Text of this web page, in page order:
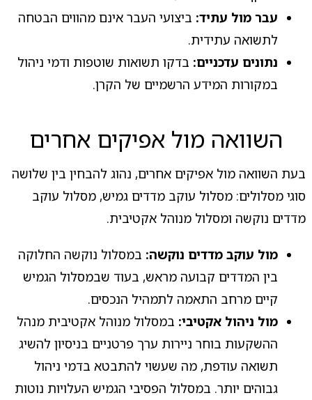
עבר מול עתיד: ביצועי העבר אינם מהווים הבטחה
לתשואה עתידית.
נתונים עדכניים: בדקו תשואות שוטפות ודמי ניהול
במקורות המידע הרשמיים של הקרן.
השוואה מול אפיקים אחרים
בעת השוואה מול אפיקים אחרים, נהוג להבחין בין שלושה
סוגי מסלולים: מסלול עוקב מדדים גמיש, מסלול עוקב
מדדים נוקשה ומסלול מנוהל אקטיבית.
מול עוקב מדדים נוקשה: במסלול נוקשה החלוקה
בין המדדים קבועה מראש, בעוד שבמסלול הגמיש
קיים מרחב התאמה לתמהיל הנכסים.
מול ניהול אקטיבי: במסלול מנוהל אקטיבית מנהל
ההשקעות בוחר ניירות ערך פרטניים בניסיון להשיג
תשואה עודפת, מה שעשוי להתבטא בדמי ניהול
גבוהים יותר. במסלול הפסיבי הגמיש העלויות נוטות